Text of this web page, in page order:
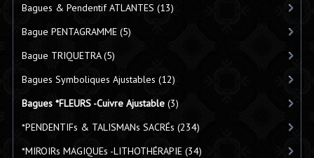
Bagues & Pendentif ATLANTES (13)
Bague PENTAGRAMME(5)
Bague TRIQUETRA(5)
Bagues Symboliques Ajustables (12)
Bagues *FLEURS -Cuivre Ajustable(3)
*PENDENTIFs & TALISMANs SACRÉs (234)
*MIROIRs MAGIQUEs -LITHOTHÉRAPIE(34)